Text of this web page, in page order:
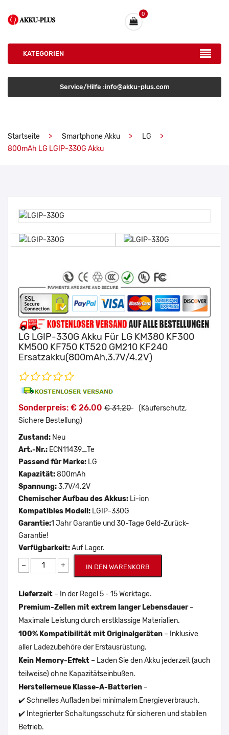
0
KATEGORIEN
Service/Hilfe :info@akku-plus.com
Startseite Smartphone Akku
LG
800mAh LG LGIP-330G Akku
LG LGIP-330G Akku Für LG KM380 KF300
KM500 KF750 KT520 GM210 KF240
Ersatzakku(800mAh,3.7V/4.2V)
Sonderpreis: € 26.00 € 31.20 (Käuferschutz,
Sichere Bestellung)
Zustand: Neu
Art.-Nr.: ECN11439_Te
Passend für Marke: LG
Kapazität:800mAh
Spannung:3.7V/4.2V
Chemischer Aufbau des Akkus: Li-ion
Kompatibles Modell: LGIP-330G
Garantie:1 Jahr Garantie und 30-Tage Geld-Zurück-
Garantie!
Verfügbarkeit:Auf Lager.
− + IN DEN WARENKORB
Lieferzeit – In der Regel 5 - 15 Werktage.
Premium-Zellen mit extrem langer Lebensdauer–
Maximale Leistung durch erstklassige Materialien.
100% Kompatibilität mit Originalgeräten – Inklusive
aller Ladezubehöre der Erstausrüstung.
Kein Memory-Effekt – Laden Sie den Akku jederzeit (auch
teilweise) ohne Kapazitätseinbußen.
Herstellerneue Klasse-A-Batterien –
✔️ Schnelles Aufladen bei minimalem Energieverbrauch.
✔️ Integrierter Schaltungsschutz für sicheren und stabilen
Betrieb.